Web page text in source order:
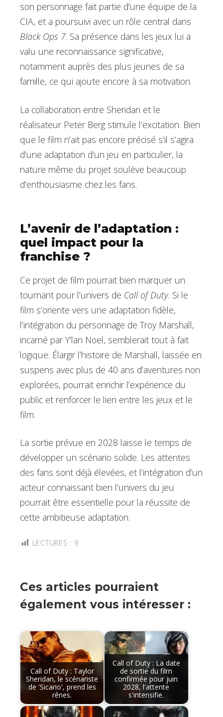
son personnage fait partie d’une équipe de la
CIA, et a poursuivi avec un rôle central dans
Black Ops 7. Sa présence dans les jeux lui a
valu une reconnaissance significative,
notamment auprès des plus jeunes de sa
famille, ce qui ajoute encore à sa motivation.
La collaboration entre Sheridan et le
réalisateur Peter Berg stimule l’excitation. Bien
que le film n’ait pas encore précisé s’il s’agira
d’une adaptation d’un jeu en particulier, la
nature même du projet soulève beaucoup
d’enthousiasme chez les fans.
L’avenir de l’adaptation :
quel impact pour la
franchise ?
Ce projet de film pourrait bien marquer un
tournant pour l’univers de Call of Duty. Si le
film s’oriente vers une adaptation fidèle,
l’intégration du personnage de Troy Marshall,
incarné par Y’lan Noel, semblerait tout à fait
logique. Élargir l’histoire de Marshall, laissée en
suspens avec plus de 40 ans d’aventures non
explorées, pourrait enrichir l’expérience du
public et renforcer le lien entre les jeux et le
film.
La sortie prévue en 2028 laisse le temps de
développer un scénario solide. Les attentes
des fans sont déjà élevées, et l’intégration d’un
acteur connaissant bien l’univers du jeu
pourrait être essentielle pour la réussite de
cette ambitieuse adaptation.
LECTURES : 9
Ces articles pourraient
également vous intéresser :
Call of Duty : Taylor
Sheridan, le scénariste
de 'Sicario', prend les
rênes.
Call of Duty : La date
de sortie du film
confirmée pour juin
2028, l'attente
s'intensifie.